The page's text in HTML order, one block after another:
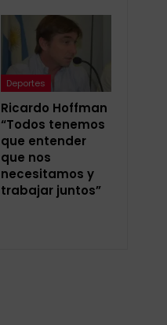
Deportes
Ricardo Hoffman
“Todos tenemos
que entender
que nos
necesitamos y
trabajar juntos”